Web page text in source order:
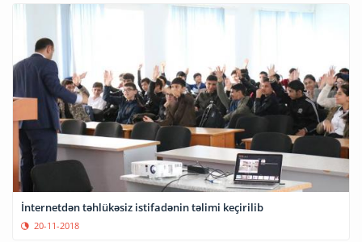
İnternetdən təhlükəsiz istifadənin təlimi keçirilib
20-11-2018